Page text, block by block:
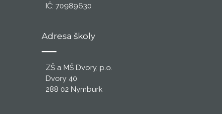
IČ: 70989630
Adresa školy
ZŠ a MŠ Dvory, p.o.
Dvory 40
288 02 Nymburk